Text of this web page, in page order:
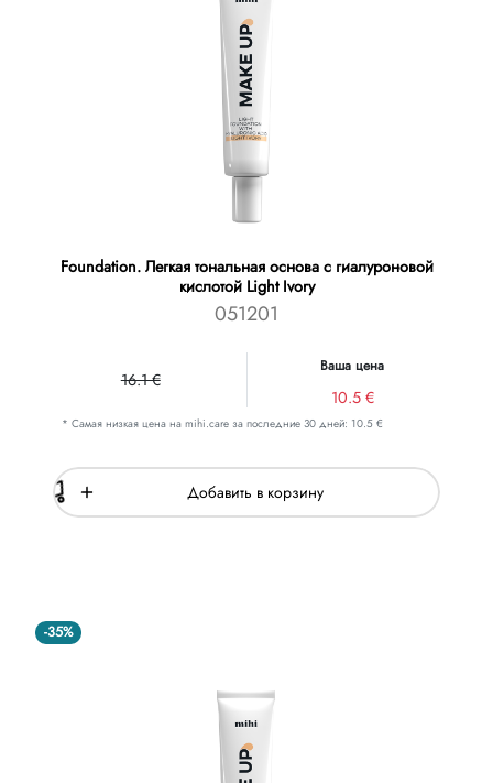
Foundation. Легкая тональная основа с гиалуроновой
кислотой Light Ivory
051201
16.1 €
Ваша цена
10.5 €
* Самая низкая цена на mihi.care за последние 30 дней: 10.5 €
Добавить в корзину
-35%